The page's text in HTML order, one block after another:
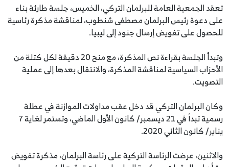
تعقد الجمعية العامة للبرلمان التركي، الخميس، جلسة طارئة بناء
على دعوة رئيس البرلمان مصطفى شنطوب، لمناقشة مذكرة رئاسية
للحصول على تفويض إرسال جنود إلى ليبيا.
وتبدأ الجلسة بقراءة نص المذكرة، مع منح 20 دقيقة لكل كتلة من
الأحزاب السياسية لمناقشة المذكرة، والانتقال بعدها إلى عملية
التصويت.
وكان البرلمان التركي قد دخل عقب مداولات الموازنة في عطلة
رسمية تبدأ في 21 ديسمبر/ كانون الأول الماضي، وتستمر لغاية 7
يناير/ كانون الثاني 2020.
والاثنين، عرضت الرئاسة التركية على رئاسة البرلمان، مذكرة تفويض